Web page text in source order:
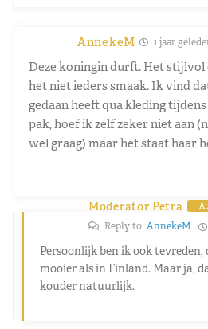
AnnekeM 1 jaar
Deze koningin durft. Het stijlvol
het niet ieders smaak. Ik vind
gedaan heeft qua kleding
pak, hoef ik zelf zeker niet aan
wel graag) maar het staat haar
Moderator Petra
Reply to AnnekeM
Persoonlijk ben ik ook tevreden,
mooier als in Finland. Maar ja,
kouder natuurlijk.